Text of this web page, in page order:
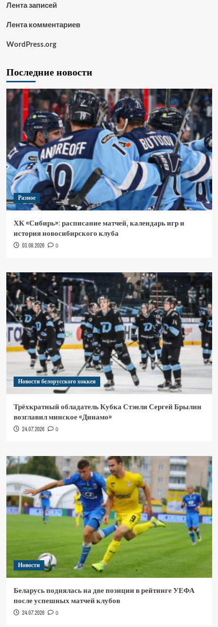
Лента записей
Лента комментариев
WordPress.org
Последние новости
Разное
ХК «Сибирь»: расписание матчей, календарь игр и
история новосибирского клуба
03.08.2026 0
Новости белорусского хоккея
Трёхкратный обладатель Кубка Стэнли Сергей Брылин
возглавил минское «Динамо»
24.07.2026 0
Новости
Беларусь поднялась на две позиции в рейтинге УЕФА
после успешных матчей клубов
24.07.2026 0